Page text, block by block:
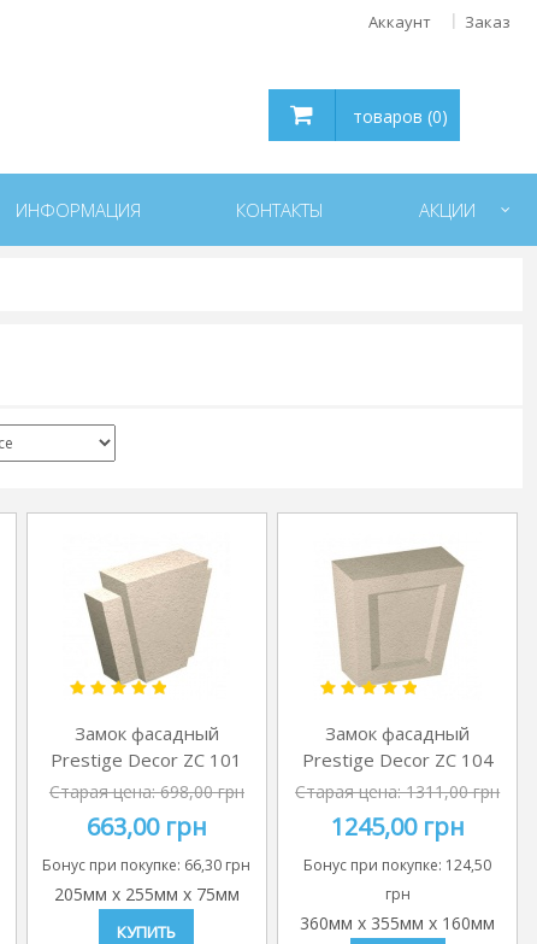
Аккаунт Заказ
товаров (0)
ИНФОРМАЦИЯ КОНТАКТЫ АКЦИИ
Замок фасадный
Prestige Decor ZC 101
Старая цена:698,00 грн
663,00 грн
Бонус при покупке: 66,30 грн
205мм x 255мм x 75мм
КУПИТЬ
Замок фасадный
Prestige Decor ZC 104
Старая цена:1311,00 грн
1245,00 грн
Бонус при покупке: 124,50
грн
360мм x 355мм x 160мм